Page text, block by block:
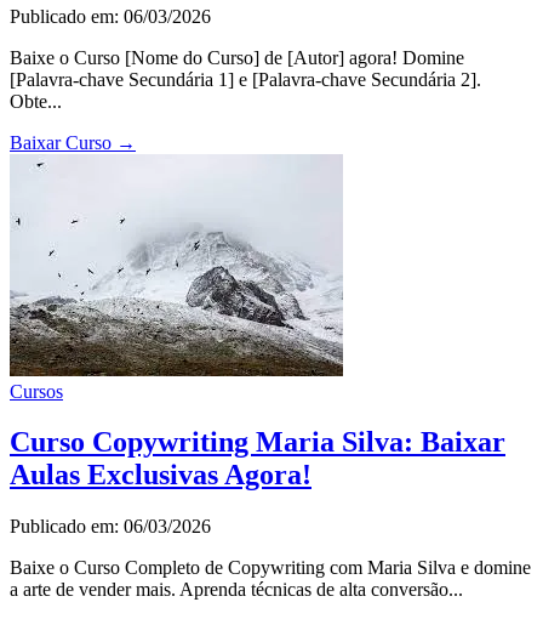
Publicado em: 06/03/2026
Baixe o Curso [Nome do Curso] de [Autor] agora! Domine
[Palavra-chave Secundária 1] e [Palavra-chave Secundária 2].
Obte...
Baixar Curso →
Cursos
Curso Copywriting Maria Silva: Baixar
Aulas Exclusivas Agora!
Publicado em: 06/03/2026
Baixe o Curso Completo de Copywriting com Maria Silva e domine
a arte de vender mais. Aprenda técnicas de alta conversão...